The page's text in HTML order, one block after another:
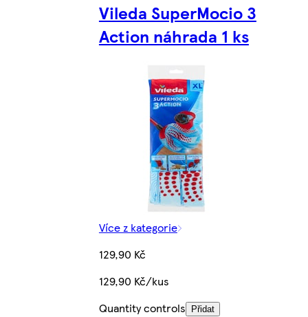
Vileda SuperMocio 3
Action náhrada 1 ks
Více z kategorie
129,90 Kč
129,90 Kč/kus
Quantity controls
Přidat